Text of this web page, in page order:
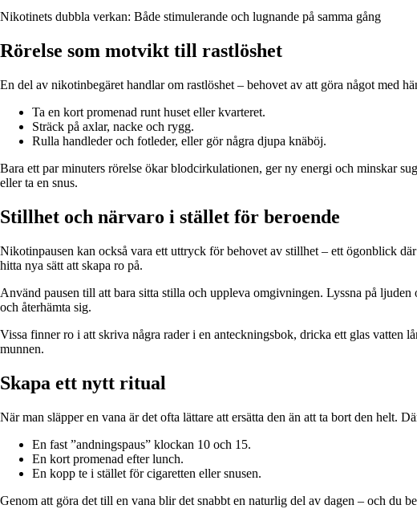
Nikotinets dubbla verkan: Både stimulerande och lugnande på samma gång
Rörelse som motvikt till rastlöshet
En del av nikotinbegäret handlar om rastlöshet – behovet av att göra något med
Ta en kort promenad runt huset eller kvarteret.
Sträck på axlar, nacke och rygg.
Rulla handleder och fotleder, eller gör några djupa knäböj.
Bara ett par minuters rörelse ökar blodcirkulationen, ger ny energi och minskar
eller ta en snus.
Stillhet och närvaro i stället för beroende
Nikotinpausen kan också vara ett uttryck för behovet av stillhet – ett ögonblick
hitta nya sätt att skapa ro på.
Använd pausen till att bara sitta stilla och uppleva omgivningen. Lyssna på
och återhämta sig.
Vissa finner ro i att skriva några rader i en anteckningsbok, dricka ett glas vatten
munnen.
Skapa ett nytt ritual
När man släpper en vana är det ofta lättare att ersätta den än att ta bort den helt.
En fast ”andningspaus” klockan 10 och 15.
En kort promenad efter lunch.
En kopp te i stället för cigaretten eller snusen.
Genom att göra det till en vana blir det snabbt en naturlig del av dagen – och du